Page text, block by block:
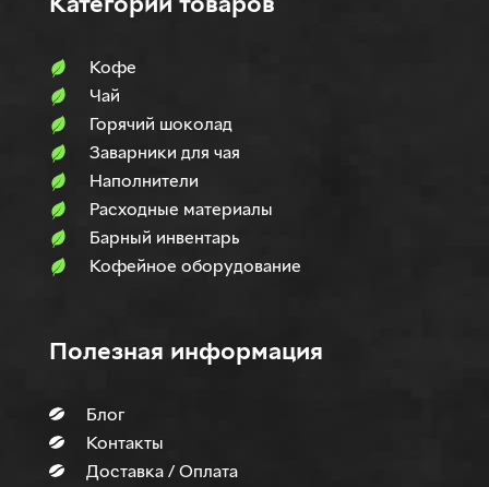
Кофе
Чай
Горячий шоколад
Заварники для чая
Наполнители
Расходные материалы
Барный инвентарь
Кофейное оборудование
Полезная информация
Блог
Контакты
Доставка / Оплата